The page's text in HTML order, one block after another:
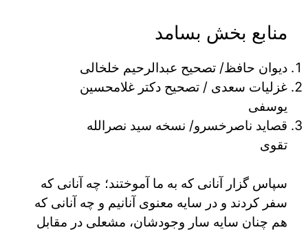
منابع بخش بسامد
دیوان حافظ/ تصحیح عبدالرحیم خلخالی
غزلیات سعدی / تصحیح دکتر غلامحسین
یوسفی
قصاید ناصرخسرو/ نسخه سید نصرالله
تقوی
سپاس گزار آنانی که به ما آموختند؛ چه آنانی که
سفر کردند و در سایه معنوی آنانیم و چه آنانی که
هم چنان سایه سار وجودشان، مشعلی در مقابل